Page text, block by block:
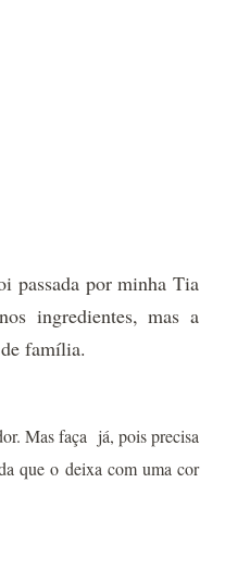
passada por minha Tia
ingredientes, mas a
família.
Mas faça já, pois precisa
que o deixa com uma cor